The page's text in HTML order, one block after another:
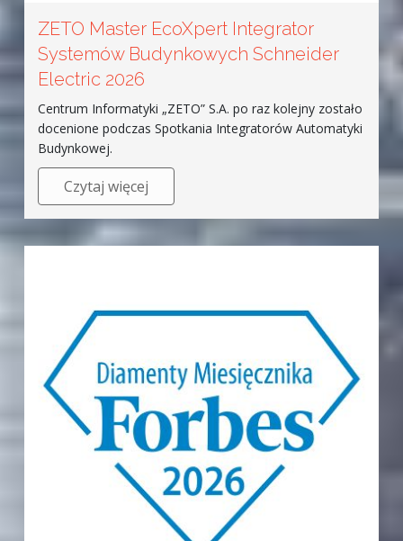
ZETO Master EcoXpert Integrator
Systemów Budynkowych Schneider
Electric 2026
Centrum Informatyki „ZETO” S.A. po raz kolejny zostało
docenione podczas Spotkania Integratorów Automatyki
Budynkowej.
Czytaj więcej